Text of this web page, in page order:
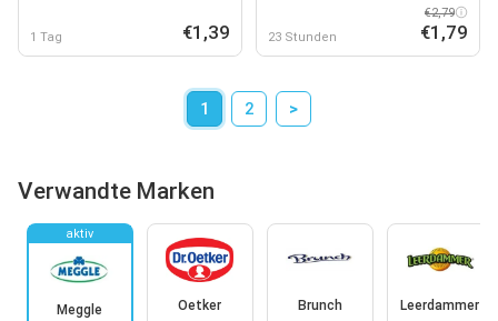
1 Tag €1,39 23 Stunden
€2,79
€1,79
1 2 >
Verwandte Marken
aktiv
Meggle Oetker Brunch Leerdammer